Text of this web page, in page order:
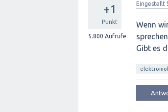
+1
Punkt
5.800 Aufrufe
Eingestellt
Wenn
Gibt es